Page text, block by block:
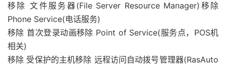
移除 文件服务器(File Server Resource Manager)移除
Phone Service(电话服务)
移除 首次登录动画移除 Point of Service(服务点，POS机
相关)
移除 受保护的主机移除 远程访问自动拨号管理器(RasAuto